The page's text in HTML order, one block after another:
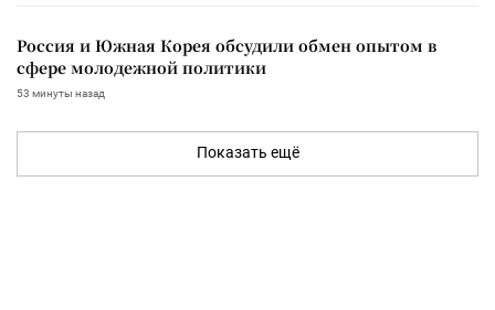
Россия и Южная Корея обсудили обмен опытом в
сфере молодежной политики
53 минуты назад
Показать ещё